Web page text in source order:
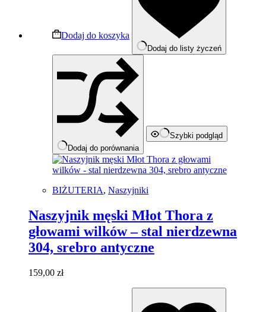
Dodaj do koszyka
Dodaj do listy życzeń
Dodaj do porównania
Szybki podgląd
BIŻUTERIA, Naszyjniki
Naszyjnik męski Młot Thora z
głowami wilków – stal nierdzewna
304, srebro antyczne
159,00 zł